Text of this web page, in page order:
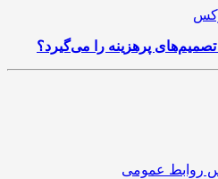
پرهزینه را می‌گیرد؟
روابط عمومی